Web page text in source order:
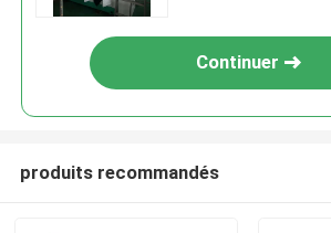
Continuer
produits recommandés